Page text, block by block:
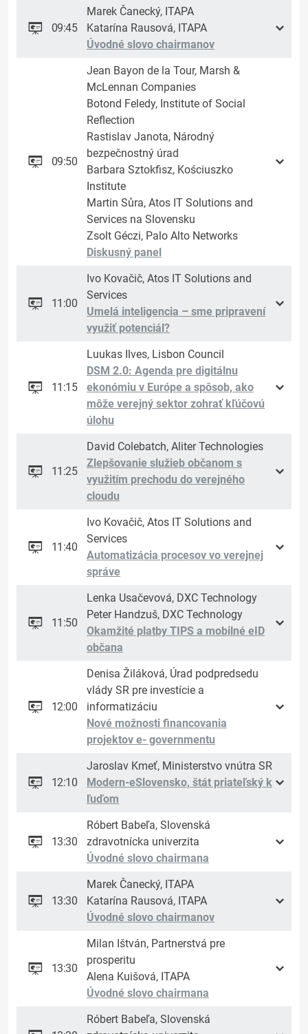
09:45
Marek Čanecký, ITAPA
Katarína Rausová, ITAPA
Úvodné slovo chairmanov
09:50
Jean Bayon de la Tour, Marsh &
McLennan Companies
Botond Feledy, Institute of Social
Reflection
Rastislav Janota, Národný
bezpečnostný úrad
Barbara Sztokfisz, Kościuszko
Institute
Martin Sůra, Atos IT Solutions and
Services na Slovensku
Zsolt Géczi, Palo Alto Networks
Diskusný panel
11:00
Ivo Kovačič, Atos IT Solutions and
Services
Umelá inteligencia – sme pripravení
využiť potenciál?
11:15
Luukas Ilves, Lisbon Council
DSM 2.0: Agenda pre digitálnu
ekonómiu v Európe a spôsob, ako
môže verejný sektor zohrať kľúčovú
úlohu
11:25
David Colebatch, Aliter Technologies
Zlepšovanie služieb občanom s
využitím prechodu do verejného
cloudu
11:40
Ivo Kovačič, Atos IT Solutions and
Services
Automatizácia procesov vo verejnej
správe
11:50
Lenka Usačevová, DXC Technology
Peter Handzuš, DXC Technology
Okamžité platby TIPS a mobilné eID
občana
12:00
Denisa Žiláková, Úrad podpredsedu
vlády SR pre investície a
informatizáciu
Nové možnosti financovania
projektov e- governmentu
12:10
Jaroslav Kmeť, Ministerstvo vnútra SR
Modern-eSlovensko, štát priateľský k
ľuďom
13:30
Róbert Babeľa, Slovenská
zdravotnícka univerzita
Úvodné slovo chairmana
13:30
Marek Čanecký, ITAPA
Katarína Rausová, ITAPA
Úvodné slovo chairmanov
13:30
Milan Ištván, Partnerstvá pre
prosperitu
Alena Kuišová, ITAPA
Úvodné slovo chairmana
Róbert Babeľa, Slovenská